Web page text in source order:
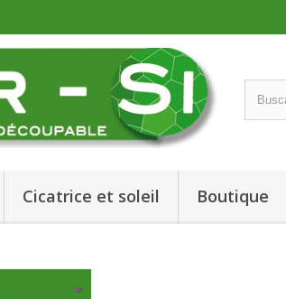
Cicatrice et soleil Boutique